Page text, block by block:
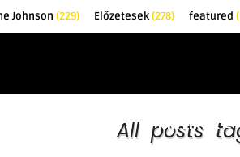
Johnson (229) Előzetesek(278) featured
ÉRDEKESSÉGEK KRITIKÁK
All posts